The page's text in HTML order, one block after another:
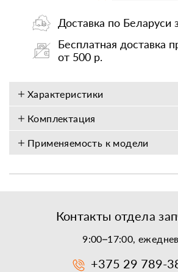
Доставка по Беларуси
Бесплатная доставка
от 500 р.
Характеристики
Комплектация
Применяемость к модели
Контакты отдела
9:00–17:00,
+375 29 789-